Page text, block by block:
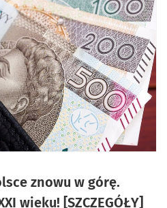
znowu w górę.
wieku! [SZCZEGÓŁY]